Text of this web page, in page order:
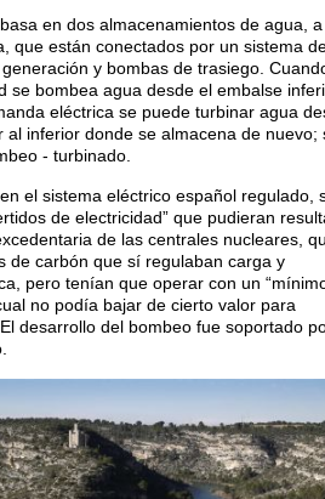
en dos almacenamientos de agua, a
que están conectados por un sistema
y bombas de trasiego.
se bombea agua desde el embalse
eléctrica se puede turbinar agua
al inferior donde se almacena de nuevo;
- turbinado.
el sistema eléctrico español regulado,
de electricidad” que pudieran
de las centrales nucleares,
de carbón que sí regulaban carga y
pero tenían que operar con un
no podía bajar de cierto valor para
desarrollo del bombeo fue soportado